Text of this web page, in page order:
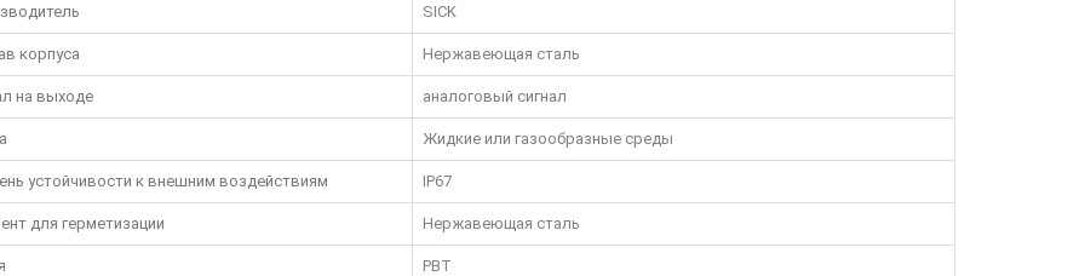
SICK
корпуса Нержавеющая сталь
на выходе аналоговый сигнал
Жидкие или газообразные среды
устойчивости к внешним воздействиям IP67
для герметизации Нержавеющая сталь
PBT